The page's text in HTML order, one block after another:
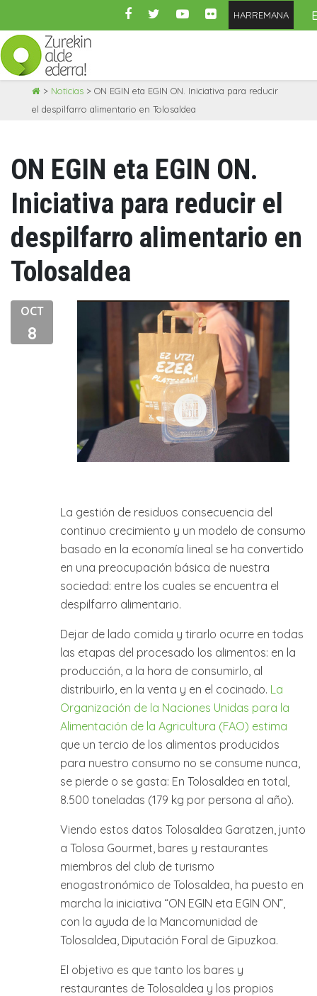
HARREMANA
> Noticias > ON EGIN eta EGIN ON. Iniciativa para reducir
el despilfarro alimentario en Tolosaldea
ON EGIN eta EGIN ON.
Iniciativa para reducir el
despilfarro alimentario en
Tolosaldea
OCT
8
La gestión de residuos consecuencia del
continuo crecimiento y un modelo de consumo
basado en la economía lineal se ha convertido
en una preocupación básica de nuestra
sociedad: entre los cuales se encuentra el
despilfarro alimentario.
Dejar de lado comida y tirarlo ocurre en todas
las etapas del procesado los alimentos: en la
producción, a la hora de consumirlo, al
distribuirlo, en la venta y en el cocinado. La
Organización de la Naciones Unidas para la
Alimentación de la Agricultura (FAO) estima
que un tercio de los alimentos producidos
para nuestro consumo no se consume nunca,
se pierde o se gasta: En Tolosaldea en total,
8.500 toneladas (179 kg por persona al año).
Viendo estos datos Tolosaldea Garatzen, junto
a Tolosa Gourmet, bares y restaurantes
miembros del club de turismo
enogastronómico de Tolosaldea, ha puesto en
marcha la iniciativa “ON EGIN eta EGIN ON”,
con la ayuda de la Mancomunidad de
Tolosaldea, Diputación Foral de Gipuzkoa.
El objetivo es que tanto los bares y
restaurantes de Tolosaldea y los propios